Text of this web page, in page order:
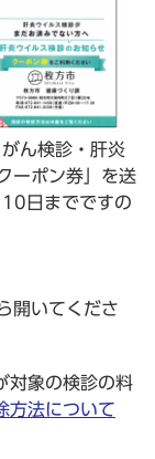
ん検診・肝炎
ーポン券」を送
日までですの
開いてくださ
対象の検診の料
方法について